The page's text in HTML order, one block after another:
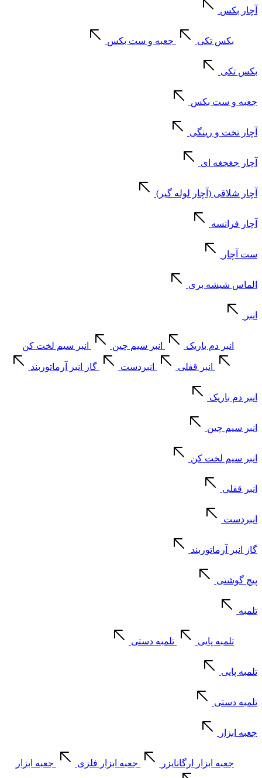
آچار بکس
بکس تکی جعبه و ست بکس
بکس تکی
جعبه و ست بکس
آچار تخت و رینگی
آچار جغجغه ای
آچار شلاقی (آچار لوله گیر)
آچار فرانسه
ست آچار
الماس شیشه بری
انبر
انبر دم باریک انبر سیم چین انبر سیم لخت کن
انبر قفلی انبردست گاز انبر آرماتوربند
انبر دم باریک
انبر سیم چین
انبر سیم لخت کن
انبر قفلی
انبردست
گاز انبر آرماتوربند
پیچ گوشتی
تلمبه
تلمبه پایی تلمبه دستی
تلمبه پایی
تلمبه دستی
جعبه ابزار
جعبه ابزار ارگانایزر جعبه ابزار فلزی جعبه ابزار